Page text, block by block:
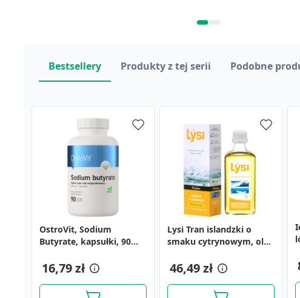
OstroVit, Sodium
Butyrate, kapsułki, 90
16,79 zł
Lysi Tran islandzki o
smaku cytrynowym, olej,
46,49 zł
Bestsellery Produkty z tej serii Podobne
Ortanol Max, 20 mg,
kaps.dojelit.tw.,
6,59 zł
Braunol, 7,5 %, roztw.na
skore, 250 ml, butel.z
46,39 zł
Calcium Teva, tabletki
musujące, 14 szt.
Hepason Complex,
kapsułki, 30 szt.